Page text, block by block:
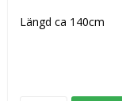
Längd ca 140cm